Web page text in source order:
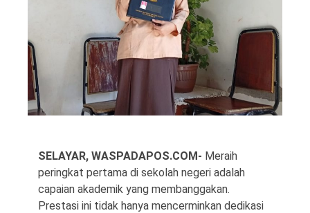
Copyright
2026
Waspada
SELAYAR, WASPADAPOS.COM- Meraih
peringkat pertama di sekolah negeri adalah
capaian akademik yang membanggakan.
Prestasi ini tidak hanya mencerminkan dedikasi